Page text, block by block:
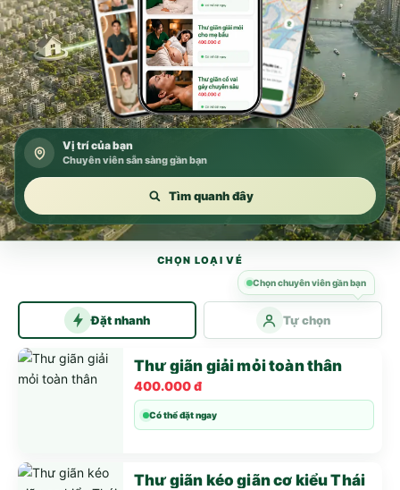
Vị trí của bạn
Chuyên viên sẵn sàng gần bạn
Tìm quanh đây
CHỌN LOẠI VÉ
Đặt nhanh
Chọn chuyên viên gần bạn
Tự chọn
Thư giãn giải mỏi toàn thân
400.000 đ
Có thể đặt ngay
Thư giãn kéo giãn cơ kiểu Thái